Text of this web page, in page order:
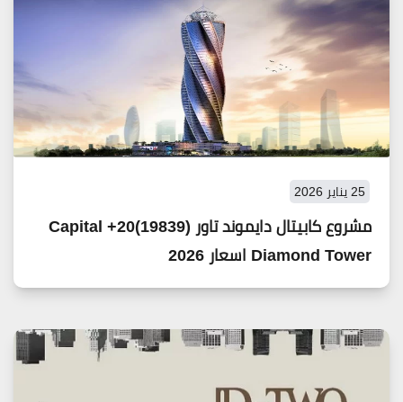
25 يناير 2026
مشروع كابيتال دايموند تاور (19839)20+ Capital
Diamond Tower اسعار 2026